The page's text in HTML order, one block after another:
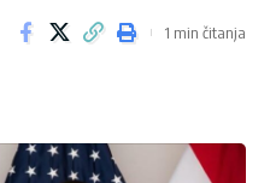
1 min čitanja